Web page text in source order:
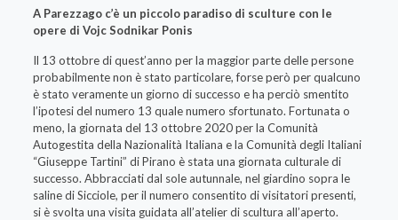
A Parezzago c’è un piccolo paradiso di sculture con le
opere di Vojc Sodnikar Ponis
Il 13 ottobre di quest’anno per la maggior parte delle persone
probabilmente non è stato particolare, forse però per qualcuno
è stato veramente un giorno di successo e ha perciò smentito
l’ipotesi del numero 13 quale numero sfortunato. Fortunata o
meno, la giornata del 13 ottobre 2020 per la Comunità
Autogestita della Nazionalità Italiana e la Comunità degli Italiani
“Giuseppe Tartini” di Pirano è stata una giornata culturale di
successo. Abbracciati dal sole autunnale, nel giardino sopra le
saline di Sicciole, per il numero consentito di visitatori presenti,
si è svolta una visita guidata all’atelier di scultura all’aperto.